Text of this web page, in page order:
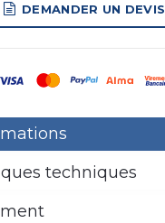
DEMANDER UN DEVIS
techniques